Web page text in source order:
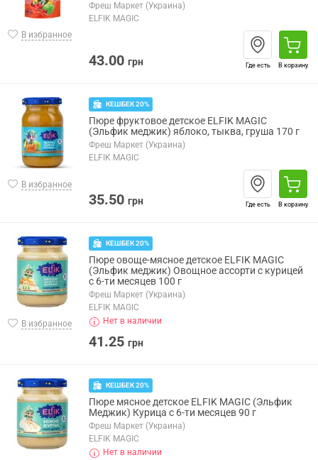
В избранное
Фреш Маркет (Украина)
ELFIK MAGIC
43.00 грн Где есть В корзину
В избранное
КЕШБЕК 20%
Пюре фруктовое детское ELFIK MAGIC
(Эльфик меджик) яблоко, тыква, груша 170 г
Фреш Маркет (Украина)
ELFIK MAGIC
35.50 грн Где есть В корзину
В избранное
КЕШБЕК 20%
Пюре овоще-мясное детское ELFIK MAGIC
(Эльфик меджик) Овощное ассорти с курицей
с 6-ти месяцев 100 г
Фреш Маркет (Украина)
ELFIK MAGIC
Нет в наличии
41.25 грн
КЕШБЕК 20%
Пюре мясное детское ELFIK MAGIC (Эльфик
Меджик) Курица с 6-ти месяцев 90 г
Фреш Маркет (Украина)
ELFIK MAGIC
Нет в наличии